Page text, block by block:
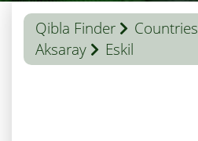
Qibla Finder Countries
Aksaray
Eskil